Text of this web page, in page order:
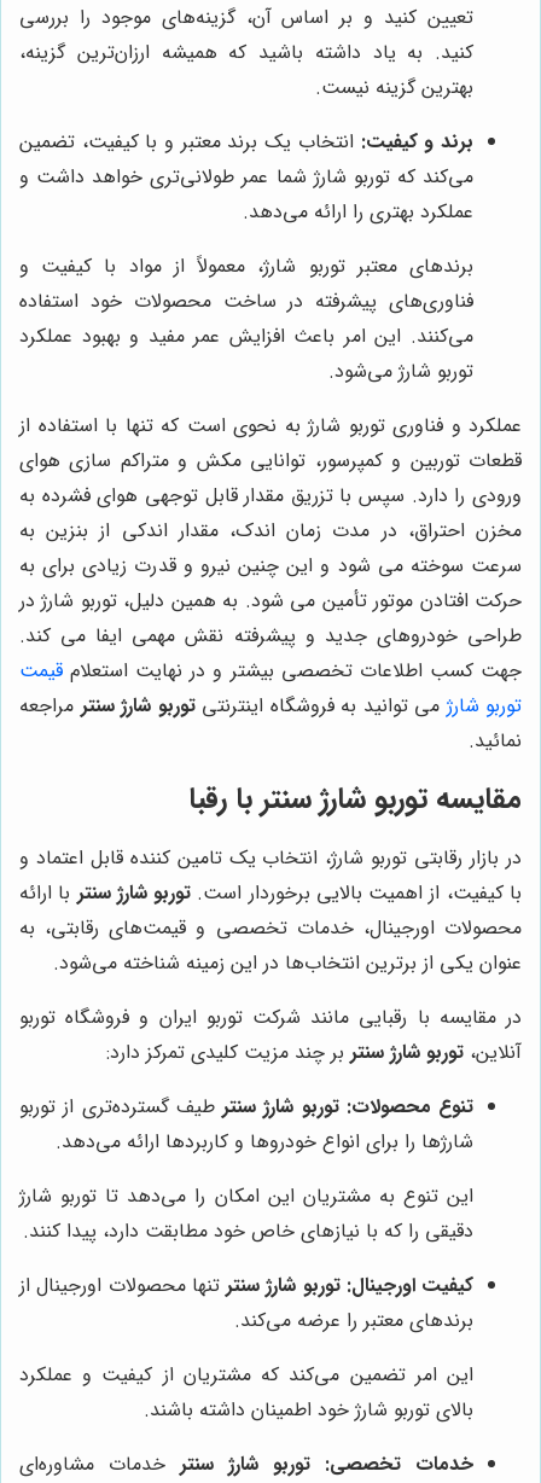
تعیین کنید و بر اساس آن، گزینه‌های موجود را بررسی
کنید. به یاد داشته باشید که همیشه ارزان‌ترین گزینه،
بهترین گزینه نیست.
برند و کیفیت: انتخاب یک برند معتبر و با کیفیت، تضمین
می‌کند که توربو شارژ شما عمر طولانی‌تری خواهد داشت و
عملکرد بهتری را ارائه می‌دهد.
برندهای معتبر توربو شارژ، معمولاً از مواد با کیفیت و
فناوری‌های پیشرفته در ساخت محصولات خود استفاده
می‌کنند. این امر باعث افزایش عمر مفید و بهبود عملکرد
توربو شارژ می‌شود.
عملکرد و فناوری توربو شارژ به نحوی است که تنها با استفاده از
قطعات توربین و کمپرسور، توانایی مکش و متراکم سازی هوای
ورودی را دارد. سپس با تزریق مقدار قابل توجهی هوای فشرده به
مخزن احتراق، در مدت زمان اندک، مقدار اندکی از بنزین به
سرعت سوخته می شود و این چنین نیرو و قدرت زیادی برای به
حرکت افتادن موتور تأمین می شود. به همین دلیل، توربو شارژ در
طراحی خودروهای جدید و پیشرفته نقش مهمی ایفا می کند.
جهت کسب اطلاعات تخصصی بیشتر و در نهایت استعلام قیمت
توربو شارژ می توانید به فروشگاه اینترنتیتوربو شارژ سنتر مراجعه
نمائید.
مقایسه توربو شارژ سنتر با رقبا
در بازار رقابتی توربو شارژ، انتخاب یک تامین کننده قابل اعتماد و
با کیفیت، از اهمیت بالایی برخوردار است. توربو شارژ سنتر با ارائه
محصولات اورجینال، خدمات تخصصی و قیمت‌های رقابتی، به
عنوان یکی از برترین انتخاب‌ها در این زمینه شناخته می‌شود.
در مقایسه با رقبایی مانند شرکت توربو ایران و فروشگاه توربو
آنلاین، توربو شارژ سنتر بر چند مزیت کلیدی تمرکز دارد:
تنوع محصولات: توربو شارژ سنتر طیف گسترده‌تری از توربو
شارژها را برای انواع خودروها و کاربردها ارائه می‌دهد.
این تنوع به مشتریان این امکان را می‌دهد تا توربو شارژ
دقیقی را که با نیازهای خاص خود مطابقت دارد، پیدا کنند.
کیفیت اورجینال: توربو شارژ سنتر تنها محصولات اورجینال از
برندهای معتبر را عرضه می‌کند.
این امر تضمین می‌کند که مشتریان از کیفیت و عملکرد
بالای توربو شارژ خود اطمینان داشته باشند.
خدمات تخصصی: توربو شارژ سنتر خدمات مشاوره‌ای